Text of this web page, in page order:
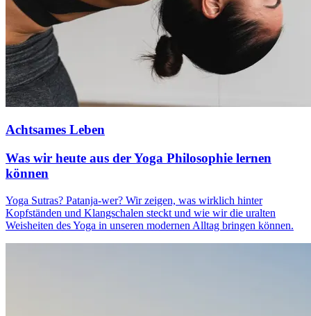
Achtsames Leben
Was wir heute aus der Yoga Philosophie lernen
können
Yoga Sutras? Patanja-wer? Wir zeigen, was wirklich hinter
Kopfständen und Klangschalen steckt und wie wir die uralten
Weisheiten des Yoga in unseren modernen Alltag bringen können.